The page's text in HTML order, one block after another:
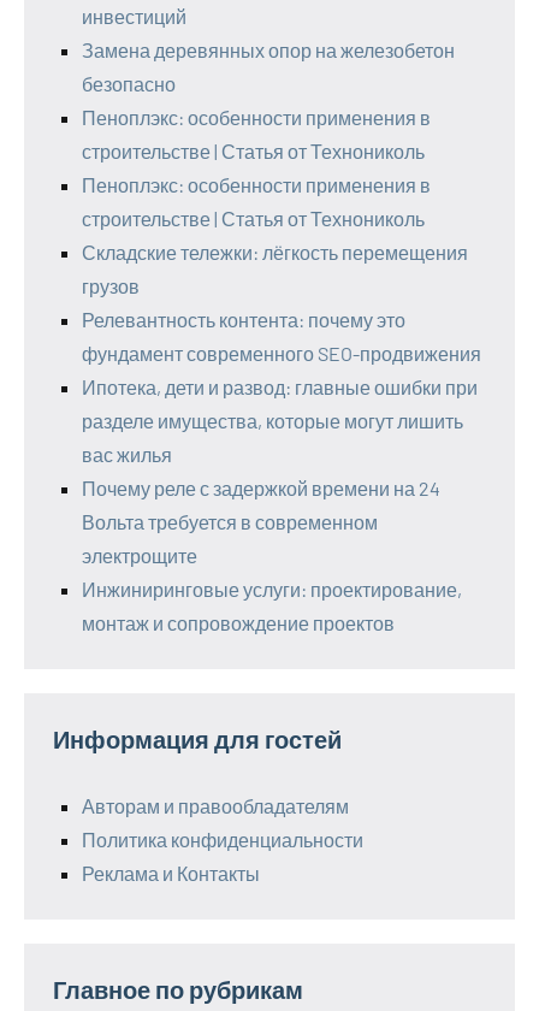
инвестиций
Замена деревянных опор на железобетон
безопасно
Пеноплэкс: особенности применения в
строительстве | Статья от Технониколь
Пеноплэкс: особенности применения в
строительстве | Статья от Технониколь
Складские тележки: лёгкость перемещения
грузов
Релевантность контента: почему это
фундамент современного SEO-продвижения
Ипотека, дети и развод: главные ошибки при
разделе имущества, которые могут лишить
вас жилья
Почему реле с задержкой времени на 24
Вольта требуется в современном
электрощите
Инжиниринговые услуги: проектирование,
монтаж и сопровождение проектов
Информация для гостей
Авторам и правообладателям
Политика конфиденциальности
Реклама и Контакты
Главное по рубрикам